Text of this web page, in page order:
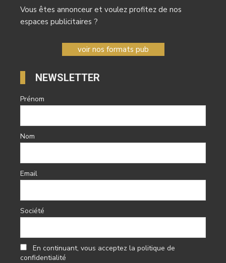
Vous êtes annonceur et voulez profitez de nos
espaces publicitaires ?
voir nos formats pub
NEWSLETTER
Prénom
Nom
Email
Société
En continuant, vous acceptez la politique de
confidentialité